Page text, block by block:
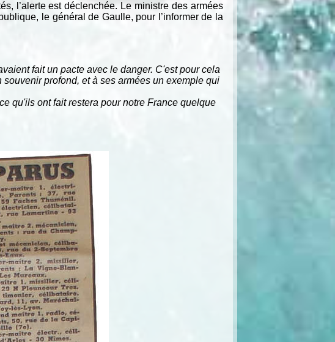
l’alerte est déclenchée. Le ministre des armées
le général de Gaulle, pour l’informer de la
fait un pacte avec le danger. C'est pour cela
profond, et à ses armées un exemple qui
qu'ils ont fait restera pour notre France quelque